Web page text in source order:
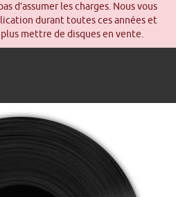
d’assumer les charges. Nous vous
durant toutes ces années et
mettre de disques en vente.